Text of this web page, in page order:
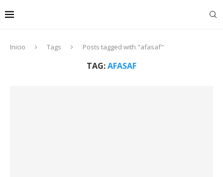
Inicio Tags Posts tagged with "afasaf"
TAG:AFASAF